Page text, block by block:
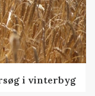
i vinterbyg